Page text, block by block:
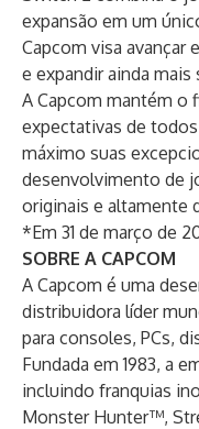
expansão em um
Capcom visa avançar
e expandir ainda mais
A Capcom mantém o
expectativas de
máximo suas
desenvolvimento de
originais e altamente
*Em 31 de março de
SOBRE A CAPCOM
A Capcom é uma
distribuidora líder
para consoles, PCs,
Fundada em 1983, a
incluindo franquias
Monster Hunter™,